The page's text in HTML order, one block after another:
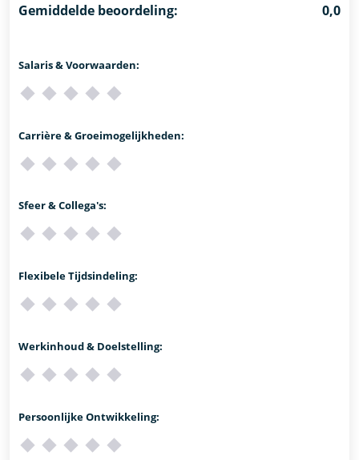
Gemiddelde beoordeling: 0,0
Salaris & Voorwaarden:
Carrière & Groeimogelijkheden:
Sfeer & Collega's:
Flexibele Tijdsindeling:
Werkinhoud & Doelstelling:
Persoonlijke Ontwikkeling: